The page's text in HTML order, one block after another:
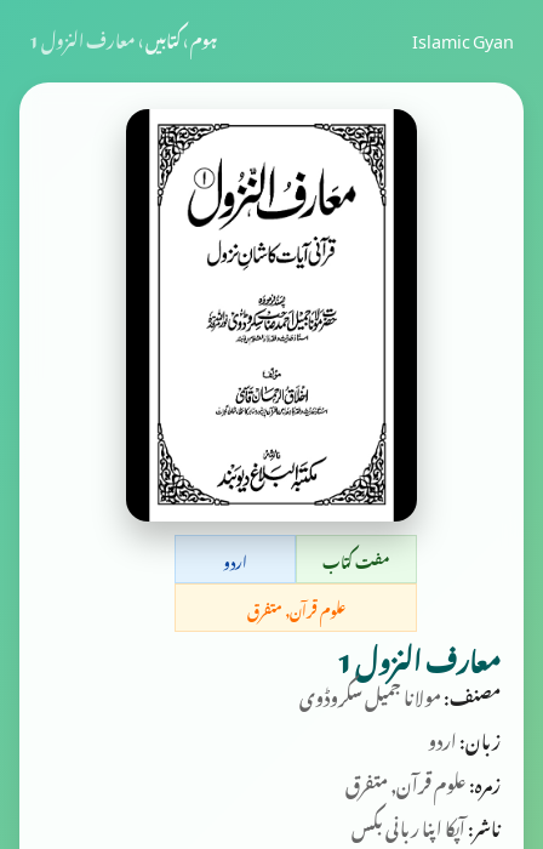
Islamic Gyan ہوم›کتابیں›معارف النزول 1
مفت کتاب
اردو
علوم قرآن, متفرق
معارف النزول 1
مصنف:مولانا جمیل سکروڈوی
زبان:اردو
زمرہ:علوم قرآن, متفرق
ناشر:آپکا اپنا ربانی بکس